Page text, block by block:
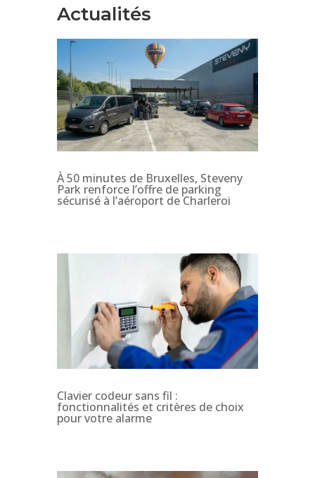
Actualités
À 50 minutes de Bruxelles, Steveny
Park renforce l’offre de parking
sécurisé à l’aéroport de Charleroi
Clavier codeur sans fil :
fonctionnalités et critères de choix
pour votre alarme